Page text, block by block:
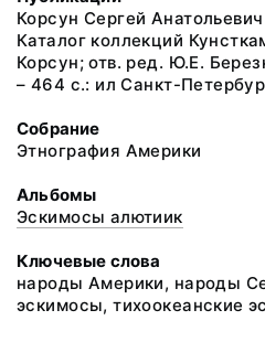
Корсун Сергей
Каталог коллекций
Корсун; отв. ред. Ю.Е.
– 464 с.: ил Санкт-
Собрание
Этнография Америки
Альбомы
Эскимосы алютиик
Ключевые слова
народы Америки, народы
эскимосы, тихоокеанские